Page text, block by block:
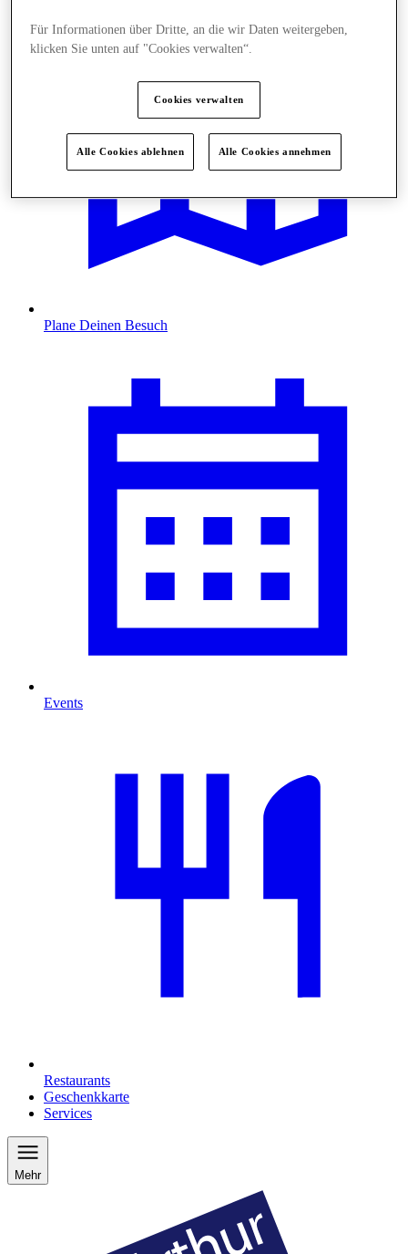
Plane Deinen Besuch
Events
Restaurants
Geschenkkarte
Services
Mehr
Für Informationen über Dritte, an die wir Daten weitergeben,
klicken Sie unten auf "Cookies verwalten“.
Cookies verwalten
Alle Cookies ablehnen Alle Cookies annehmen